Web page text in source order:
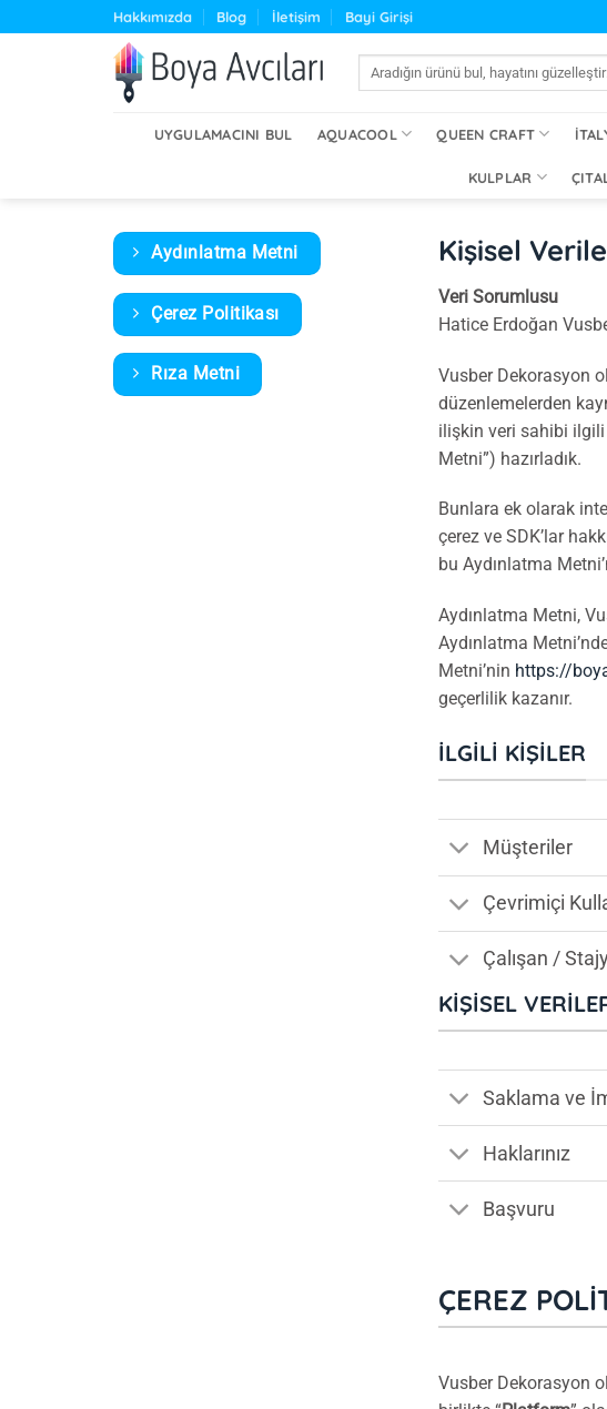
atla
Hakkımızda Blog İletişim Bayi Girişi
UYGULAMACINI BUL AQUACOOL QUEEN CRAFT
KULPLAR
Aydınlatma Metni
Çerez Politikası
Rıza Metni
Kişisel
Veri Sorumlusu
Hatice Erdoğan
Vusber Dekorasyon
düzenlemelerden
ilişkin veri sahibi ilgili
Metni”) hazırladık.
Bunlara ek olarak
çerez ve SDK’lar
bu Aydınlatma
Aydınlatma Metni,
Aydınlatma
Metni’nin https://
geçerlilik kazanır.
İLGILI KIŞILER
Müşteriler
Çevrimiçi
Çalışan /
KIŞISEL
Saklama ve
Haklarınız
Başvuru
ÇEREZ
Vusber Dekorasyon